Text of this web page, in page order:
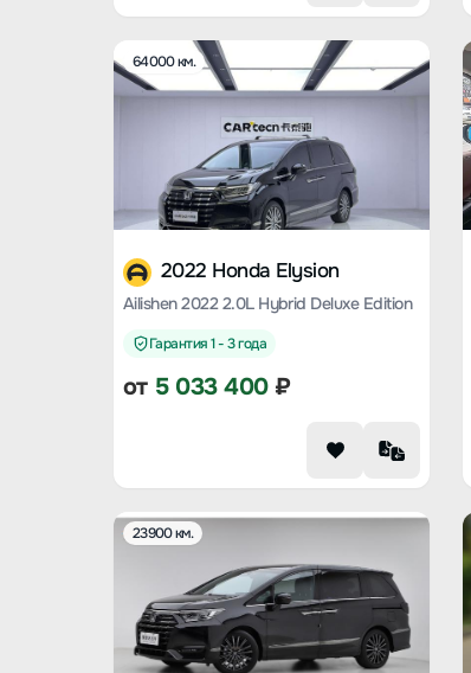
64000 км.
2022 Honda Elysion
Ailishen 2022 2.0L Hybrid Deluxe Edition
Гарантия 1 - 3 года
от 5 033 400₽
23900 км.